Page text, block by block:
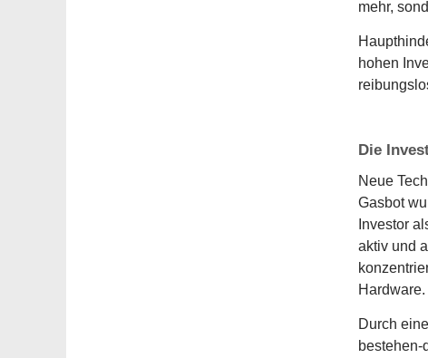
mehr,
hohen
Die
Neue
Gasbot
Investor
aktiv und
Hardware.
Durch
bestehen-